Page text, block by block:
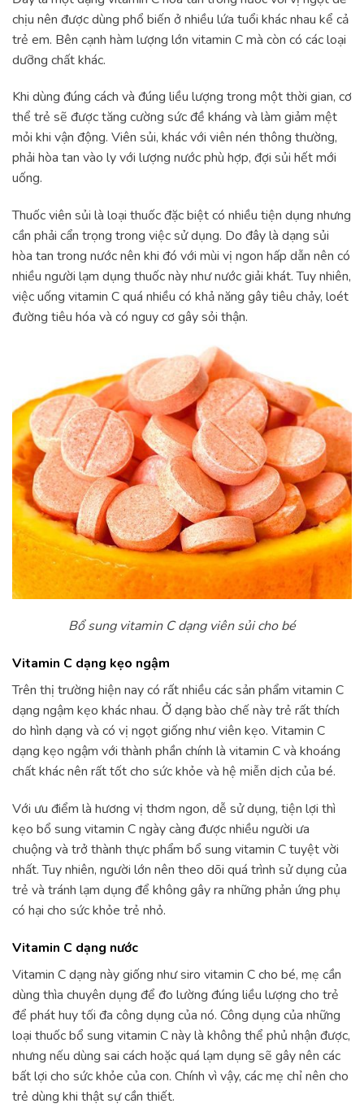
chịu nên được dùng phổ biến ở nhiều lứa tuổi khác nhau kể cả
trẻ em. Bên cạnh hàm lượng lớn vitamin C mà còn có các loại
dưỡng chất khác.
Khi dùng đúng cách và đúng liều lượng trong một thời gian, cơ
thể trẻ sẽ được tăng cường sức đề kháng và làm giảm mệt
mỏi khi vận động. Viên sủi, khác với viên nén thông thường,
phải hòa tan vào ly với lượng nước phù hợp, đợi sủi hết mới
uống.
Thuốc viên sủi là loại thuốc đặc biệt có nhiều tiện dụng nhưng
cần phải cẩn trọng trong việc sử dụng. Do đây là dạng sủi
hòa tan trong nước nên khi đó với mùi vị ngon hấp dẫn nên có
nhiều người lạm dụng thuốc này như nước giải khát. Tuy nhiên,
việc uống vitamin C quá nhiều có khả năng gây tiêu chảy, loét
đường tiêu hóa và có nguy cơ gây sỏi thận.
Bổ sung vitamin C dạng viên sủi cho bé
Vitamin C dạng kẹo ngậm
Trên thị trường hiện nay có rất nhiều các sản phẩm vitamin C
dạng ngậm kẹo khác nhau. Ở dạng bào chế này trẻ rất thích
do hình dạng và có vị ngọt giống như viên kẹo. Vitamin C
dạng kẹo ngậm với thành phần chính là vitamin C và khoáng
chất khác nên rất tốt cho sức khỏe và hệ miễn dịch của bé.
Với ưu điểm là hương vị thơm ngon, dễ sử dụng, tiện lợi thì
kẹo bổ sung vitamin C ngày càng được nhiều người ưa
chuộng và trở thành thực phẩm bổ sung vitamin C tuyệt vời
nhất. Tuy nhiên, người lớn nên theo dõi quá trình sử dụng của
trẻ và tránh lạm dụng để không gây ra những phản ứng phụ
có hại cho sức khỏe trẻ nhỏ.
Vitamin C dạng nước
Vitamin C dạng này giống như siro vitamin C cho bé, mẹ cần
dùng thìa chuyên dụng để đo lường đúng liều lượng cho trẻ
để phát huy tối đa công dụng của nó. Công dụng của những
loại thuốc bổ sung vitamin C này là không thể phủ nhận được,
nhưng nếu dùng sai cách hoặc quá lạm dụng sẽ gây nên các
bất lợi cho sức khỏe của con. Chính vì vậy, các mẹ chỉ nên cho
trẻ dùng khi thật sự cần thiết.